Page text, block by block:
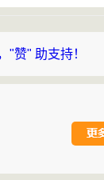
"赞" 助支持！